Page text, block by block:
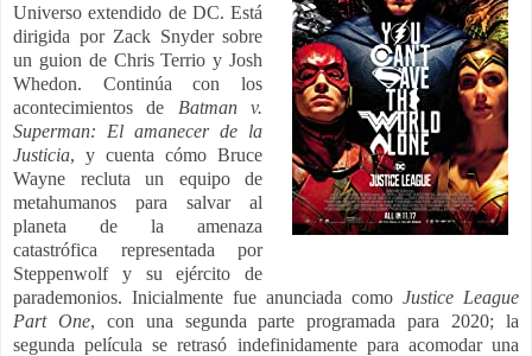
Universo extendido de DC. Está
dirigida por Zack Snyder sobre
un guion de Chris Terrio y Josh
Whedon. Continúa con los
acontecimientos de Batman v.
Superman: El amanecer de la
Justicia, y cuenta cómo Bruce
Wayne recluta un equipo de
metahumanos para salvar al
planeta de la amenaza
catastrófica representada por
Steppenwolf y su ejército de
parademonios. Inicialmente fue anunciada como Justice League
Part One, con una segunda parte programada para 2020; la
segunda película se retrasó indefinidamente para acomodar una